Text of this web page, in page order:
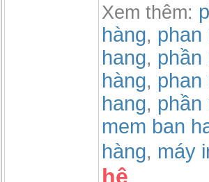
Xem thêm:
hàng, phan
hang, phần
hàng, phan
hang, phần
mem ban
hàng, máy
hệ